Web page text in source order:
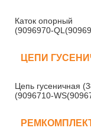
Каток опорный
(9096970-
ЦЕПИ
Цепь гусеничная
(9096710-